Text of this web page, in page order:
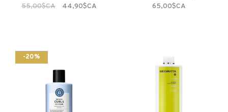
55,00$CA 44,90$CA 65,00$CA
-20%